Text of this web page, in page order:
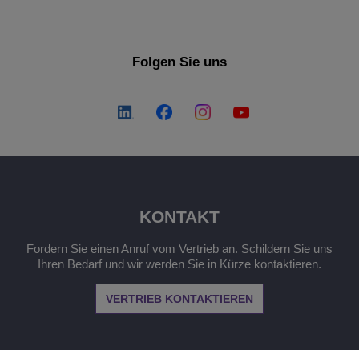
Folgen Sie uns
KONTAKT
Fordern Sie einen Anruf vom Vertrieb an. Schildern Sie uns
Ihren Bedarf und wir werden Sie in Kürze kontaktieren.
VERTRIEB KONTAKTIEREN